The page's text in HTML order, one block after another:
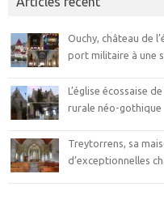
Ouchy, château de
port militaire à une
L’église écossaise
rurale néo-gothique
Treytorrens, sa
d’exceptionnelles